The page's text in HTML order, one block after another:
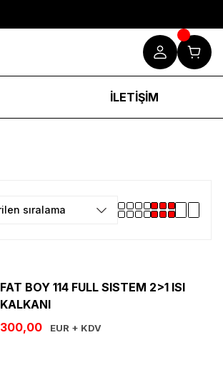
İLETİŞİM
FAT BOY 114 FULL SISTEM 2>1 ISI
KALKANI
300,00
EUR + KDV